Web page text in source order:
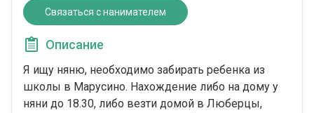
Связаться с нанимателем
Описание
Я ищу няню, необходимо забирать ребенка из
школы в Марусино. Нахождение либо на дому у
няни до 18.30, либо везти домой в Люберцы,